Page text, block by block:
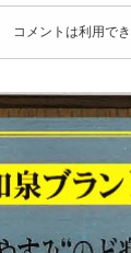
コメントは利用でき